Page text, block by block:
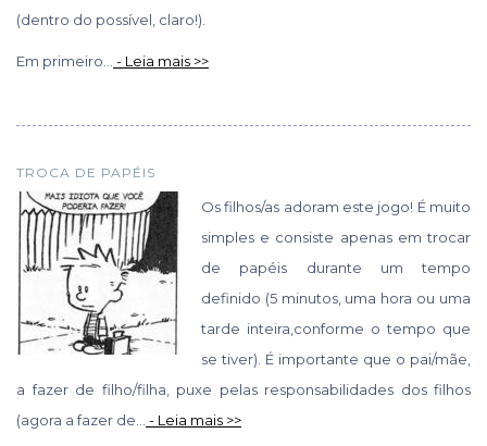
(dentro do possível, claro!).
Em primeiro... - Leia mais >>
TROCA DE PAPÉIS
Os filhos/as adoram este jogo! É muito
simples e consiste apenas em trocar
de papéis durante um tempo
definido (5 minutos, uma hora ou uma
tarde inteira,conforme o tempo que
se tiver). É importante que o pai/mãe,
a fazer de filho/filha, puxe pelas responsabilidades dos filhos
(agora a fazer de... - Leia mais >>